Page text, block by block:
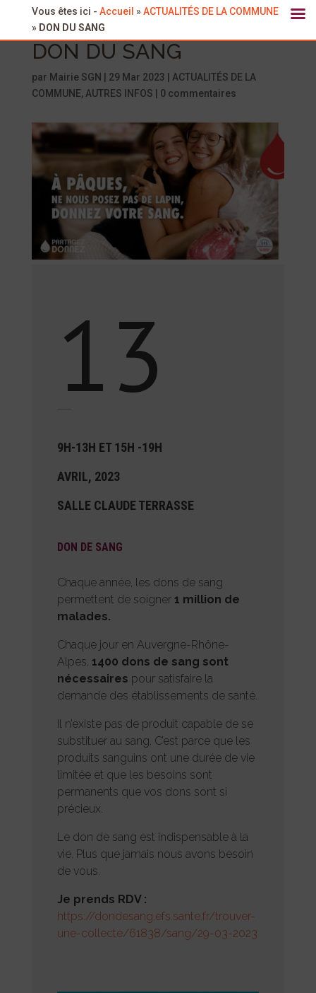
Vous êtes ici - Accueil »ACTUALITÉS DE LA COMMUNE
» DON DU SANG
DON DU SANG
par Mairie SGN 29 Mar 2023
ACTUALITÉS DE LA
COMMUNE, AUTRES INFOS 0 commentaires
13
9H-13H ET 15H -19H
AVRIL, 2023
SALLE CLAUDE TERRASSE
DON DE SANG
Chaque année, les dons de sang
permettent de soigner 1 million de
malades.
Chaque jour en Auvergne-Rhône-
Alpes, 1400 dons de sang sont
nécessaires pour satisfaire la
demande des établissements de santé.
Il n’existe pas de produit capable de se
substituer au sang. C’est parce que les
produits sanguins ont une durée de vie
limitée et que les besoins sont
permanents que vos dons sont si
précieux.
Le don de sang est indispensable à la
vie. Plus que jamais nous avons besoin
de vous.
Je prends RDV :
https://dondesang.efs.sante.fr/trouver-
une-collecte/61838/sang/29-03-2023